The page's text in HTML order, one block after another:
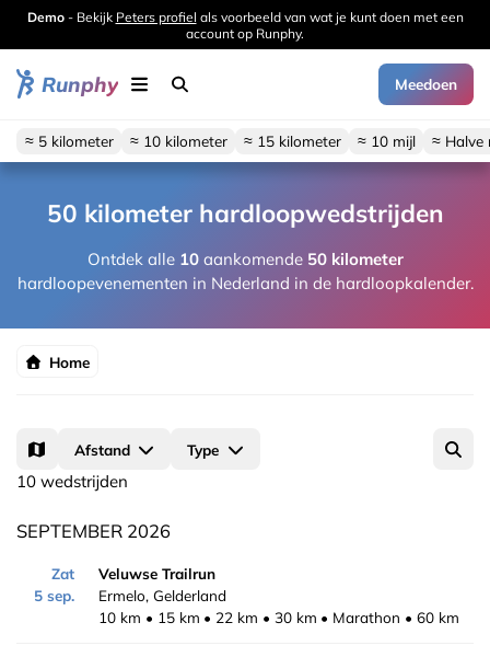
Demo- Bekijk Peters profiel als voorbeeld van wat je kunt doen met een
account op Runphy.
Runphy Meedoen
≈ 5 kilometer ≈ 10 kilometer ≈ 15 kilometer ≈ 10 mijl ≈ Halve
50 kilometer hardloopwedstrijden
Ontdek alle 10aankomende 50 kilometer
hardloopevenementen in Nederland in de hardloopkalender.
Home
Afstand Type
10 wedstrijden
SEPTEMBER 2026
Zat
5 sep.
Veluwse Trailrun
Ermelo, Gelderland
10 km
15 km 22 km 30 km Marathon 60 km